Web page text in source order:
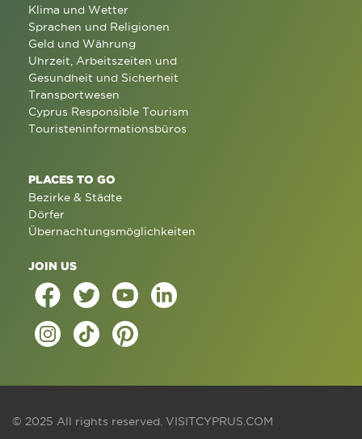
Klima und Wetter
Sprachen und Religionen
Geld und Währung
Uhrzeit, Arbeitszeiten und
Gesundheit und Sicherheit
Transportwesen
Cyprus Responsible Tourism
Touristeninformationsbüros
PLACES TO GO
Bezirke & Städte
Dörfer
Übernachtungsmöglichkeiten
JOIN US
© 2025 All rights reserved. VISITCYPRUS.COM